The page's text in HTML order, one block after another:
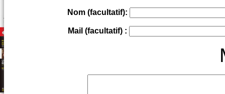
Nom (facultatif):
Mail (facultatif) :